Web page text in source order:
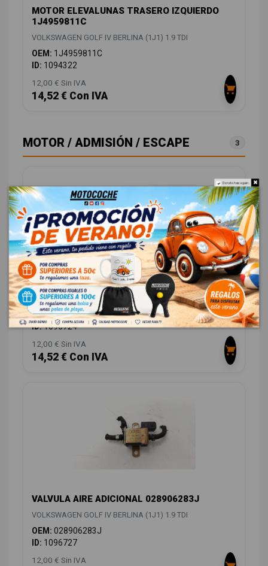
MOTOR ELEVALUNAS TRASERO IZQUIERDO
1J4959811C
VOLKSWAGEN GOLF IV BERLINA (1J1) 1.9 TDI
OEM: 1J4959811C
ID: 1094322
12,00 € Sin IVA
14,52 € Con IVA
MOTOR / ADMISIÓN / ESCAPE 3
VALVULA AIRE ADICIONAL 1H0906627
VOLKSWAGEN GOLF IV BERLINA (1J1) 1.9 TDI
OEM:1H0906627
ID:1096724
12,00 € Sin IVA
14,52 € Con IVA
VALVULA AIRE ADICIONAL 028906283J
VOLKSWAGEN GOLF IV BERLINA (1J1) 1.9 TDI
OEM: 028906283J
ID: 1096727
12,00 € Sin IVA
Do not show again.